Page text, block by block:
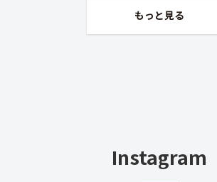
もっと見る
Instagram